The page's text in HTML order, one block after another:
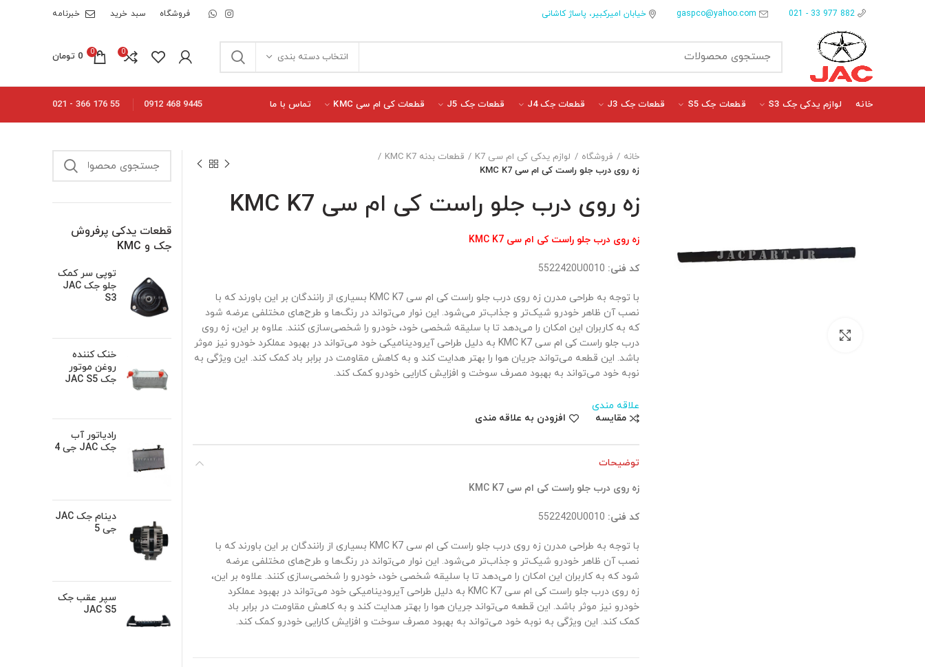
خیابان امیرکبیر، پاساژ کاشانی فروشگاه سبد خرید خبرنامه
انتخاب دسته بندی 0
0
0 تومان
خانه لوازم یدکی جک S3 قطعات جک S5 قطعات جک J3 قطعات جک J4 قطعات جک J5 قطعات کی ام سی KMC تماس با ما 9445 468 0912
55 176 366 - 021
خانه فروشگاه لوازم یدکی کی ام سی K7
قطعات بدنه KMC K7
زه روی درب جلو راست کی ام سی KMC K7
زه روی درب جلو راست کی ام سی KMC K7
زه روی درب جلو راست کی ام سی KMC K7
کد فنی:
با توجه به طراحی مدرن زه روی درب جلو راست کی ام سی KMC K7 بسیاری از رانندگان بر این باورند که با
نصب آن ظاهر خودرو شیک‌تر و جذاب‌تر می‌شود. این نوار می‌تواند در رنگ‌ها و طرح‌های مختلفی عرضه شود
که به کاربران این امکان را می‌دهد تا با سلیقه شخصی خود، خودرو را شخصی‌سازی کنند. علاوه بر این، زه روی
درب جلو راست کی ام سی KMC K7 به دلیل طراحی آیرودینامیکی خود می‌تواند در بهبود عملکرد خودرو نیز موثر
باشد. این قطعه می‌تواند جریان هوا را بهتر هدایت کند و به کاهش مقاومت در برابر باد کمک کند. این ویژگی به
نوبه خود می‌تواند به بهبود مصرف سوخت و افزایش کارایی خودرو کمک کند.
علاقه مندی
مقایسه
افزودن به علاقه مندی
توضیحات
زه روی درب جلو راست کی ام سی KMC K7
کد فنی:
با توجه به طراحی مدرن زه روی درب جلو راست کی ام سی KMC K7 بسیاری از رانندگان بر این باورند که با
نصب آن ظاهر خودرو شیک‌تر و جذاب‌تر می‌شود. این نوار می‌تواند در رنگ‌ها و طرح‌های مختلفی عرضه
شود که به کاربران این امکان را می‌دهد تا با سلیقه شخصی خود، خودرو را شخصی‌سازی کنند. علاوه بر این،
زه روی درب جلو راست کی ام سی KMC K7 به دلیل طراحی آیرودینامیکی خود می‌تواند در بهبود عملکرد
خودرو نیز موثر باشد. این قطعه می‌تواند جریان هوا را بهتر هدایت کند و به کاهش مقاومت در برابر باد
کمک کند. این ویژگی به نوبه خود می‌تواند به بهبود مصرف سوخت و افزایش کارایی خودرو کمک کند.
قطعات یدکی پرفروش
جک و KMC
توپی سر کمک
جلو جک JAC
S3
خنک کننده
روغن موتور
جک JAC S5
رادیاتور آب
جک JAC جی 4
دینام جک JAC
جی 5
سپر عقب جک
JAC S5